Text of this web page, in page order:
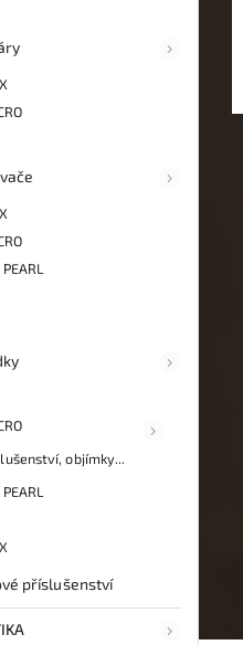
objímky...
příslušenství